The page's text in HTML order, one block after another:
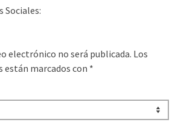
Sociales:
electrónico no será publicada. Los
marcados con *